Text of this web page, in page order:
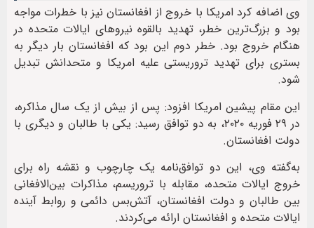
وی اضافه کرد امریکا با خروج از افغانستان نیز با خطرات مواجه
بود و بزرگ‌ترین خطر، تهدید بالقوه نیروهای ایالات متحده در
هنگام خروج بود. خطر دوم این بود که افغانستان بار دیگر به
بستری برای تهدید تروریستی علیه امریکا و متحدانش تبدیل
شود.
این مقام پیشین امریکا افزود: پس از بیش از یک سال مذاکره،
در ۲۹ فوریه ۲۰۲۰، به دو توافق رسید: یکی با طالبان و دیگری با
دولت افغانستان.
به‌گفته وی، این دو توافق‌نامه یک چارچوب و نقشه راه برای
خروج ایالات متحده، مقابله با تروریسم، مذاکرات بین‌الافغانی
بین طالبان و دولت افغانستان، آتش‌بس دائمی و روابط آینده
ایالات متحده و افغانستان ارائه می‌کردند.